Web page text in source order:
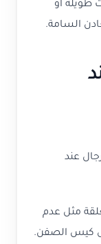
أو
السامة.
عند
مثل عدم
كيس الصفن.